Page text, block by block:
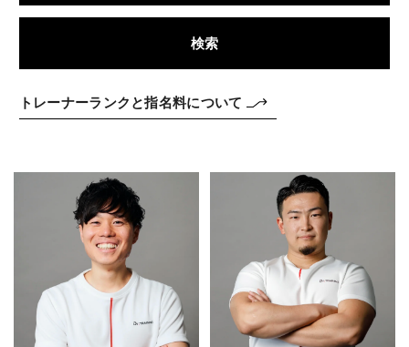
検索
トレーナーランクと指名料について